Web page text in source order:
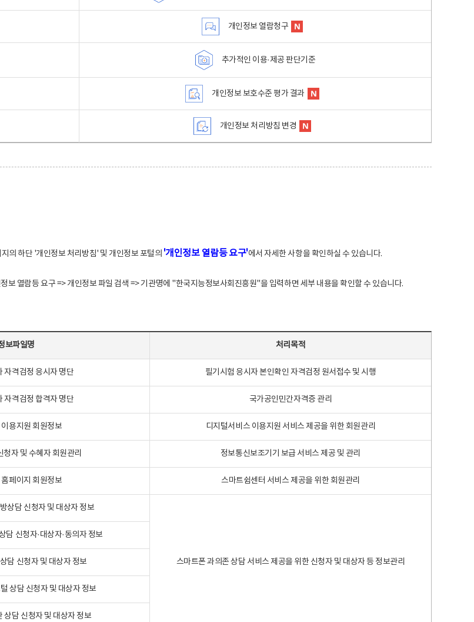
개인정보 열람청구
추가적인 이용·제공 판단기준
개인정보 보호수준 평가 결과
개인정보 처리방침 변경
의 하단 '개인정보 처리방침' 및 개인정보 포털의 '개인정보 열람등 요구'에서 자세한 사항을 확인하실 수 있습니다.
열람등 요구 => 개인정보 파일 검색 => 기관명에 "한국지능정보사회진흥원"을 입력하면 세부 내용을 확인할 수 있습니다.
보파일명 처리목적
자격검정 응시자 명단 필기시험 응시자 본인확인 자격검정 원서접수 및 시행
자격검정 합격자 명단 국가공인민간자격증 관리
용지원 회원정보 디지털서비스 이용지원 서비스 제공을 위한 회원관리
자 및 수혜자 회원관리 정보통신보조기기 보급 서비스 제공 및 관리
페이지 회원정보 스마트쉼센터 서비스 제공을 위한 회원관리
상담 신청자 및 대상자 정보
스마트폰 과의존 상담 서비스 제공을 위한 신청자 및 대상자 등 정보관리
담 신청자·대상자·동의자 정보
담 신청자 및 대상자 정보
상담 신청자 및 대상자 정보
상담 신청자 및 대상자 정보